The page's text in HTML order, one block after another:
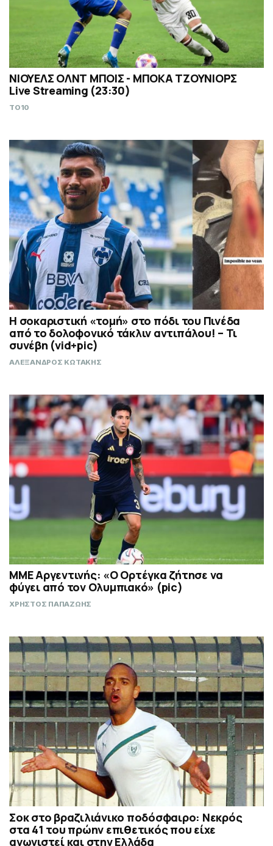
ΝΙΟΥΕΛΣ ΟΛΝΤ ΜΠΟΙΣ - ΜΠΟΚΑ ΤΖΟΥΝΙΟΡΣ
Live Streaming (23:30)
TO10
Η σοκαριστική «τομή» στο πόδι του Πινέδα
από το δολοφονικό τάκλιν αντιπάλου! – Τι
συνέβη (vid+pic)
ΑΛΕΞΑΝΔΡΟΣ ΚΩΤΑΚΗΣ
ΜΜΕ Αργεντινής: «Ο Ορτέγκα ζήτησε να
φύγει από τον Ολυμπιακό» (pic)
ΧΡΗΣΤΟΣ ΠΑΠΑΖΩΗΣ
Σοκ στο βραζιλιάνικο ποδόσφαιρο: Νεκρός
στα 41 του πρώην επιθετικός που είχε
αγωνιστεί και στην Ελλάδα